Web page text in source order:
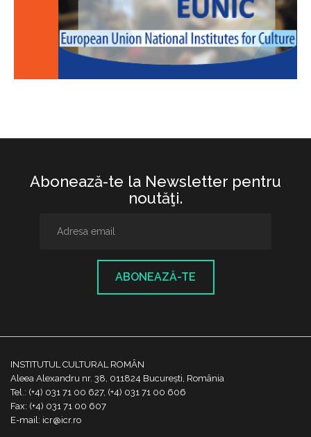
Abonează-te la Newsletter pentru
noutăţi.
ABONEAZĂ-TE
INSTITUTUL CULTURAL ROMÂN
Aleea Alexandru nr. 38, 011824 București, România
Tel.: (+4) 031 71 00 627, (+4) 031 71 00 606
Fax: (+4) 031 71 00 607
E-mail: icr@icr.ro